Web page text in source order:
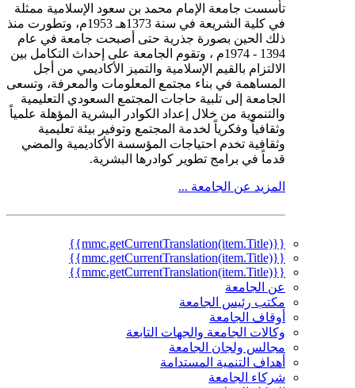
تأسست جامعة الإمام محمد بن سعود الإسلامية ممثلة
في كلية الشريعة في سنة 1373هـ 1953م، وتطورت منذ
ذلك الحين بصورة جذرية حتى أصبحت جامعة في عام
1394 - 1974م ، وتقوم الجامعة على إحداث التكامل بين
الالتزام بالقيم الإسلامية والتميز الأكاديمي من أجل
المساهمة في بناء مجتمع المعلومات والمعرفة، وتسعى
الجامعة إلى تلبية حاجات المجتمع السعودي التعليمية
والتنموية من خلال إعداد الكوادر البشرية المؤهلة علمياً
وثقافياً وفكرياً لخدمة المجتمع وتوفير بيئة تعليمية
وثقافية تخدم احتياجات المؤسسة الأكاديمية والمضي
قدماً في برامج تطوير كوادرها البشرية.
المزيد عن الجامعة ...
{{mmc.getCurrentTranslation(item.Title)}}
{{mmc.getCurrentTranslation(item.Title)}}
{{mmc.getCurrentTranslation(item.Title)}}
عن الجامعة
مكتب رئيس الجامعة
أوقاف الجامعة
وكالات الجامعة والجهات التابعة
مجالس ولجان الجامعة
أهداف التنمية المستدامة
شركاء الجامعة